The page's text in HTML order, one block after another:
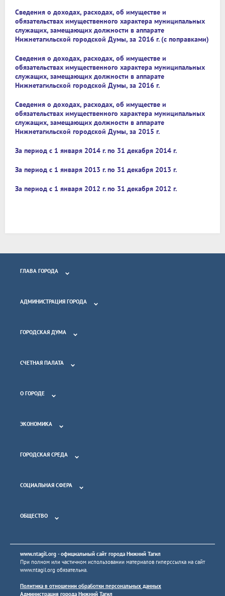
Сведения о доходах, расходах, об имуществе и
обязательствах имущественного характера муниципальных
служащих, замещающих должности в аппарате
Нижнетагильской городской Думы, за 2016 г. (с поправками)
Сведения о доходах, расходах, об имуществе и
обязательствах имущественного характера муниципальных
служащих, замещающих должности в аппарате
Нижнетагильской городской Думы, за 2016 г.
Сведения о доходах, расходах, об имуществе и
обязательствах имущественного характера муниципальных
служащих, замещающих должности в аппарате
Нижнетагильской городской Думы, за 2015 г.
За период с 1 января 2014 г. по 31 декабря 2014 г.
За период с 1 января 2013 г. по 31 декабря 2013 г.
За период с 1 января 2012 г. по 31 декабря 2012 г.
ГЛАВА ГОРОДА
АДМИНИСТРАЦИЯ ГОРОДА
ГОРОДСКАЯ ДУМА
СЧЕТНАЯ ПАЛАТА
О ГОРОДЕ
ЭКОНОМИКА
ГОРОДСКАЯ СРЕДА
СОЦИАЛЬНАЯ СФЕРА
ОБЩЕСТВО
www.ntagil.org - официальный сайт города Нижний Тагил
При полном или частичном использовании материалов гиперссылка на сайт
www.ntagil.org обязательна.
Политика в отношении обработки персональных данных
Администрация города Нижний Тагил